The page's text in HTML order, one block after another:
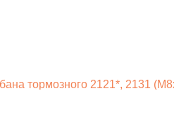
тормозного 2121*, 2131